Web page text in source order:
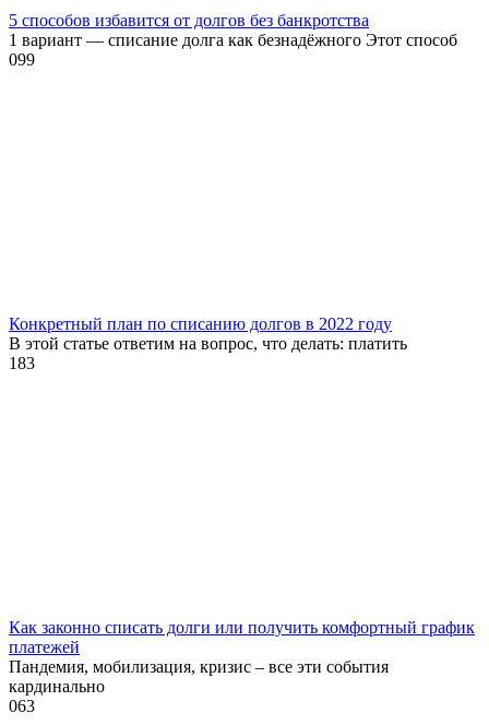
5 способов избавится от долгов без банкротства
1 вариант — списание долга как безнадёжного Этот способ
099
Конкретный план по списанию долгов в 2022 году
В этой статье ответим на вопрос, что делать: платить
183
Как законно списать долги или получить комфортный график
платежей
Пандемия, мобилизация, кризис – все эти события
кардинально
063